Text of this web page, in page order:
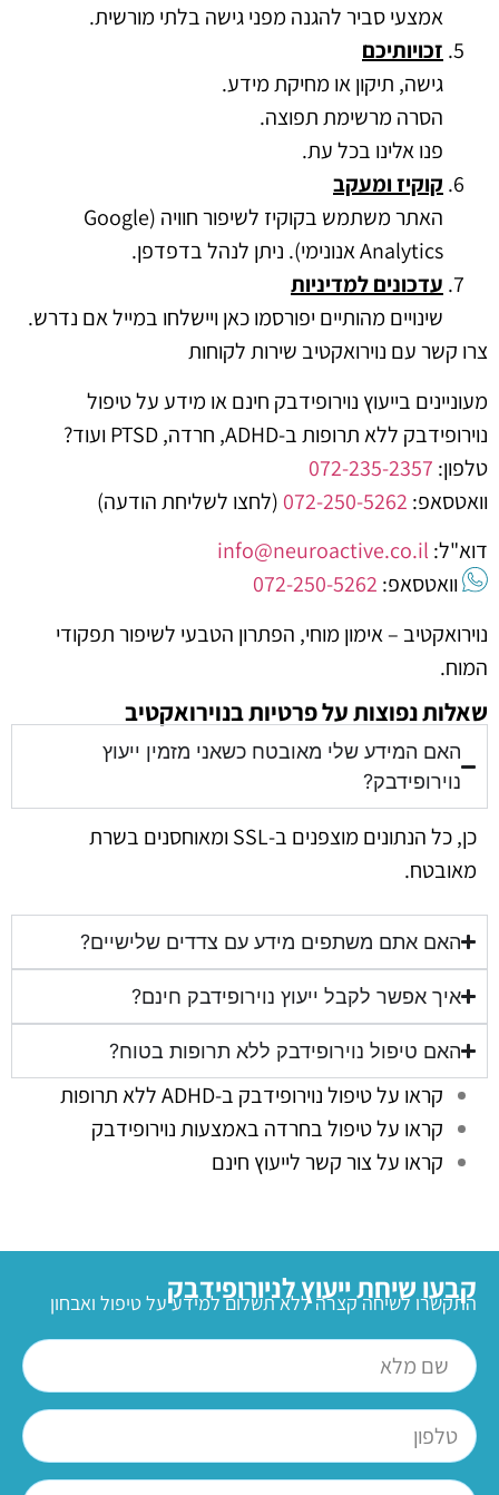
אמצעי סביר להגנה מפני גישה בלתי מורשית.
זכויותיכם
גישה, תיקון או מחיקת מידע.
הסרה מרשימת תפוצה.
פנו אלינו בכל עת.
קוקיז ומעקב
האתר משתמש בקוקיז לשיפור חוויה (Google
Analytics אנונימי). ניתן לנהל בדפדפן.
עדכונים למדיניות
שינויים מהותיים יפורסמו כאן ויישלחו במייל אם נדרש.
צרו קשר עם נוירואקטיב שירות לקוחות
מעוניינים בייעוץ נוירופידבק חינם או מידע על טיפול
נוירופידבק ללא תרופות ב-ADHD, חרדה, PTSD ועוד?
טלפון: 072-235-2357
וואטסאפ: 072-250-5262 (לחצו לשליחת הודעה)
דוא"ל: info@neuroactive.co.il
וואטסאפ: 072-250-5262
נוירואקטיב – אימון מוחי, הפתרון הטבעי לשיפור תפקודי
המוח.
שאלות נפוצות על פרטיות בנוירואקטיב
האם המידע שלי מאובטח כשאני מזמין ייעוץ
נוירופידבק?
כן, כל הנתונים מוצפנים ב-SSL ומאוחסנים בשרת
מאובטח.
האם אתם משתפים מידע עם צדדים שלישיים?
איך אפשר לקבל ייעוץ נוירופידבק חינם?
האם טיפול נוירופידבק ללא תרופות בטוח?
קראו על טיפול נוירופידבק ב-ADHD ללא תרופות
קראו על טיפול בחרדה באמצעות נוירופידבק
קראו על צור קשר לייעוץ חינם
קבעו שיחת ייעוץ לניורופידבק
התקשרו לשיחה קצרה ללא תשלום למידע על טיפול ואבחון